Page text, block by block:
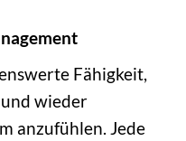
Fähigkeit,
wieder
anzufühlen. Jede